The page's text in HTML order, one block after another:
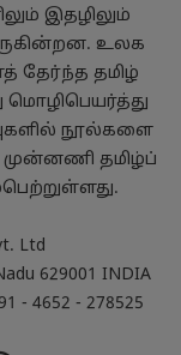
இதழிலும்
உலக
தேர்ந்த தமிழ்
மொழிபெயர்த்து
நூல்களை
முன்னணி தமிழ்ப்
Ltd
629001 INDIA
- 4652 - 278525